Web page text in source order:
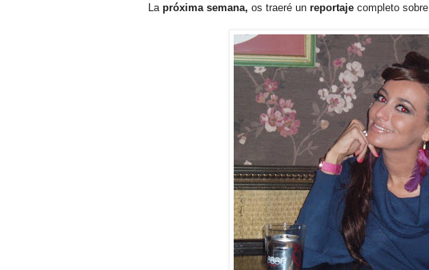
La próxima semana, os traeré unreportajecompleto sobre